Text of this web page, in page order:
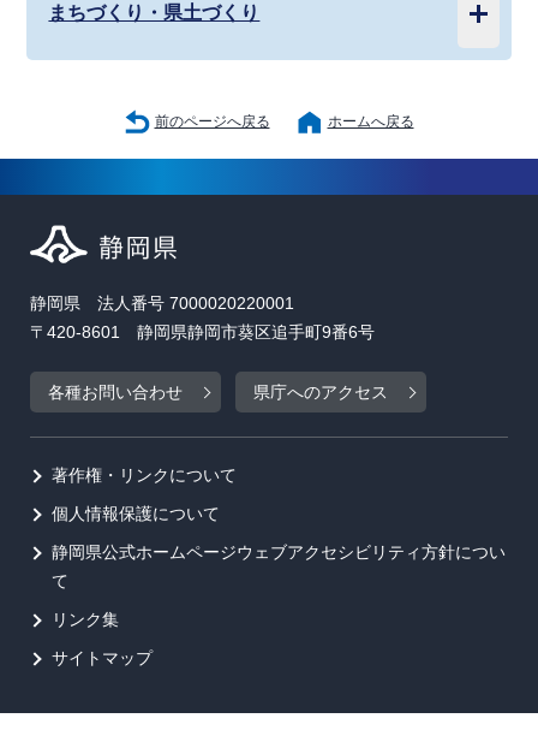
まちづくり・県土づくり
前のページへ戻る ホームへ戻る
静岡県 法人番号 7000020220001
〒420-8601 静岡県静岡市葵区追手町9番6号
各種お問い合わせ 県庁へのアクセス
著作権・リンクについて
個人情報保護について
静岡県公式ホームページウェブアクセシビリティ方針につい
て
リンク集
サイトマップ